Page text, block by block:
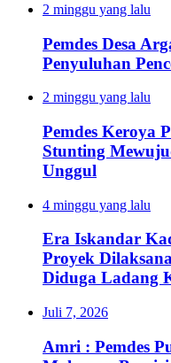
2 minggu yang lalu
Pemdes Desa
Penyuluhan
2 minggu yang lalu
Pemdes Keroya
Stunting
Unggul
4 minggu yang lalu
Era Iskandar
Proyek
Diduga Ladang
Juli 7, 2026
Amri : Pemdes